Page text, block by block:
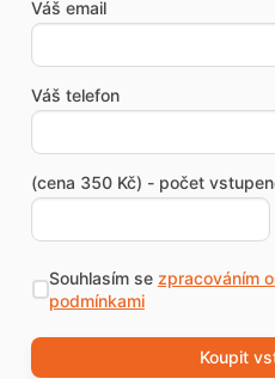
Váš email
Váš telefon
(cena 350 Kč) - počet
Souhlasím se zpracováním
podmínkami
Koupit